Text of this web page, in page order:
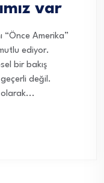
var
“Önce Amerika”
ediyor.
bir bakış
geçerli değil.
olarak...